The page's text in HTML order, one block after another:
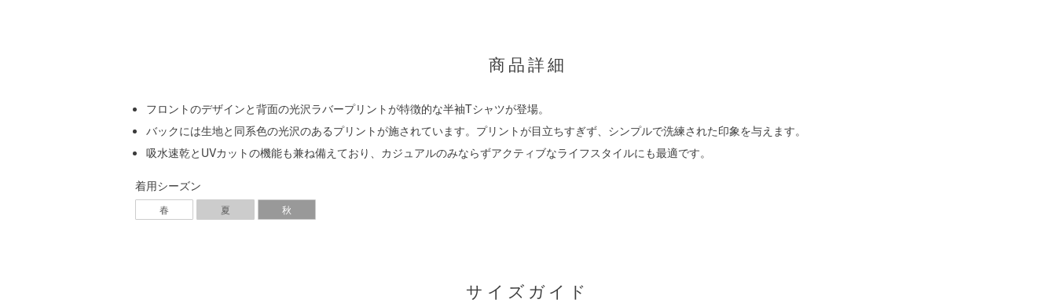
商品詳細
フロントのデザインと背面の光沢ラバープリントが特徴的な半袖Tシャツが登場。
バックには生地と同系色の光沢のあるプリントが施されています。プリントが目立ちすぎず、シンプルで洗練された印象を与えます。
吸水速乾とUVカットの機能も兼ね備えており、カジュアルのみならずアクティブなライフスタイルにも最適です。
着用シーズン
春 夏 秋
サイズガイド